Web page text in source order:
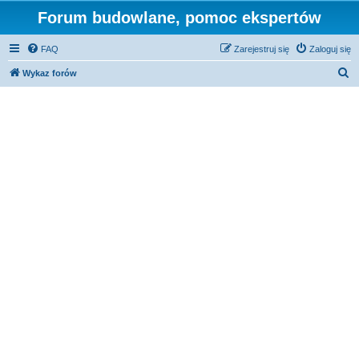
Forum budowlane, pomoc ekspertów
FAQ Zaloguj się
Zarejestruj się
Wykaz forów